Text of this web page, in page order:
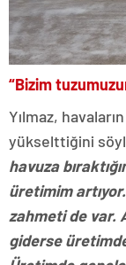
“Bizim
Yılmaz,
yükselttiğini
havuza
üretimim artıyor.
zahmeti de var.
giderse